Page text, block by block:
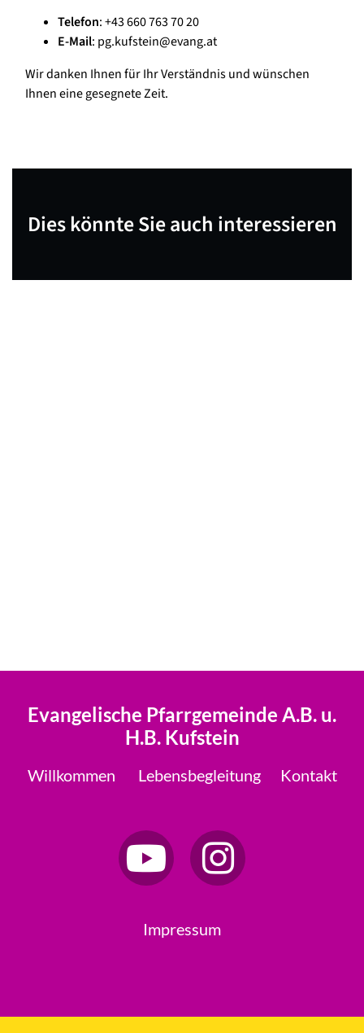
Telefon: +43 660 763 70 20
E-Mail: pg.kufstein@evang.at
Wir danken Ihnen für Ihr Verständnis und wünschen
Ihnen eine gesegnete Zeit.
Dies könnte Sie auch interessieren
Evangelische Pfarrgemeinde A.B. u.
H.B. Kufstein
Willkommen Lebensbegleitung Kontakt
Impressum